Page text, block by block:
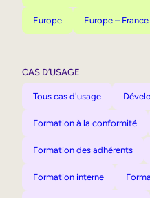
Europe Europe – France
CAS D’USAGE
Tous cas d'usage
Formation à la conformité
Formation des adhérents
Formation interne